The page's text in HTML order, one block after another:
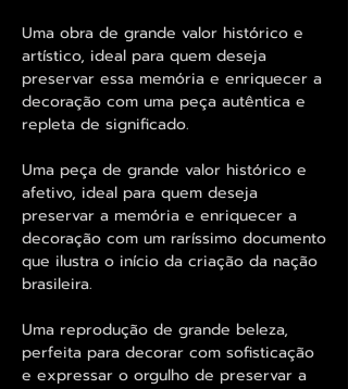
Uma obra de grande valor histórico e
artístico, ideal para quem deseja
preservar essa memória e enriquecer a
decoração com uma peça autêntica e
repleta de significado.
Uma peça de grande valor histórico e
afetivo, ideal para quem deseja
preservar a memória e enriquecer a
decoração com um raríssimo documento
que ilustra o início da criação da nação
brasileira.
Uma reprodução de grande beleza,
perfeita para decorar com sofisticação
e expressar o orgulho de preservar a